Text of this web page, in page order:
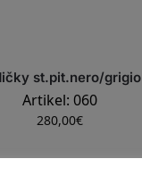
st.pit.nero/grigio
Artikel: 060
280,00€